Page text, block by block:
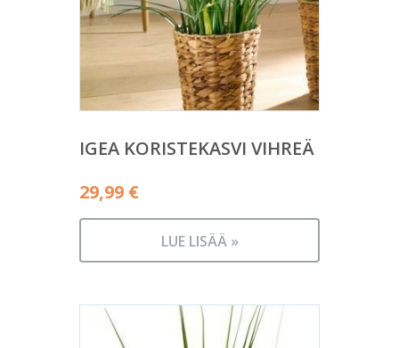
IGEA KORISTEKASVI VIHREÄ
29,99 €
LUE LISÄÄ »